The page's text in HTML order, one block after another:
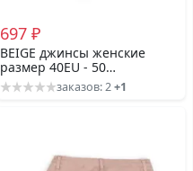
697 ₽
BEIGE джинсы женские
размер 40EU - 50
российскийзаказов: 2+1